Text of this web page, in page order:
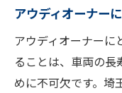
川越市の車検
ーゲン・ホン
アウディ
フォルク
アウディオーナー
アウディオーナーに
ることは、車両の
めに不可欠です。埼